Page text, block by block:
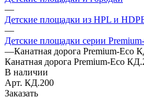
—
Детские площадки из HPL и
—
Детские площадки серии
—Канатная дорога Premium-Eco
Канатная дорога Premium-Eco
В наличии
Арт. КД.200
Заказать